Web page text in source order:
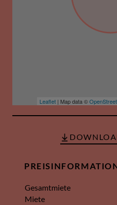
Leaflet | Map data ©
Gesamtmiete
Miete